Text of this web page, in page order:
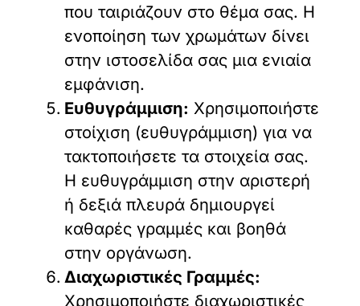
που ταιριάζουν στο θέμα σας. Η
ενοποίηση των χρωμάτων δίνει
στην ιστοσελίδα σας μια ενιαία
εμφάνιση.
Ευθυγράμμιση: Χρησιμοποιήστε
στοίχιση (ευθυγράμμιση) για να
τακτοποιήσετε τα στοιχεία σας.
Η ευθυγράμμιση στην αριστερή
ή δεξιά πλευρά δημιουργεί
καθαρές γραμμές και βοηθά
στην οργάνωση.
Διαχωριστικές Γραμμές:
Χρησιμοποιήστε διαχωριστικές